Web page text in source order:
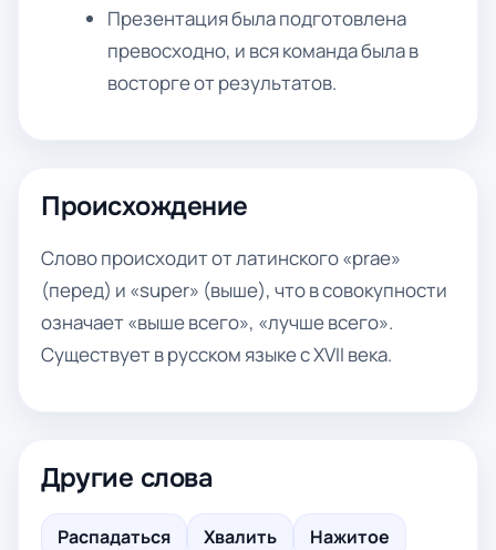
Презентация была подготовлена
превосходно, и вся команда была в
восторге от результатов.
Происхождение
Слово происходит от латинского «prae»
(перед) и «super» (выше), что в совокупности
означает «выше всего», «лучше всего».
Существует в русском языке с XVII века.
Другие слова
Распадаться Хвалить
Нажитое